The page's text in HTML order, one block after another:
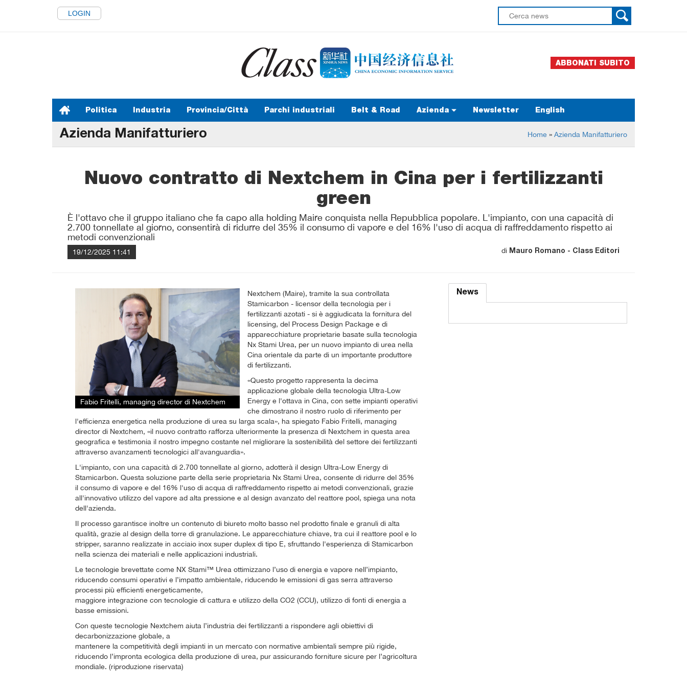
LOGIN
ABBONATI SUBITO
Politica Industria Provincia/Città Parchi industriali Belt & Road Azienda Newsletter English
Azienda Manifatturiero Home » Azienda Manifatturiero
Nuovo contratto di Nextchem in Cina per i fertilizzanti
green
È l'ottavo che il gruppo italiano che fa capo alla holding Maire conquista nella Repubblica popolare. L'impianto, con una capacità di
2.700 tonnellate al giorno, consentirà di ridurre del 35% il consumo di vapore e del 16% l'uso di acqua di raffreddamento rispetto ai
metodi convenzionali
19/12/2025 11:41 di Mauro Romano - Class Editori
Fabio Fritelli, managing director di Nextchem
Nextchem (Maire), tramite la sua controllata
Stamicarbon - licensor della tecnologia per i
fertilizzanti azotati - si è aggiudicata la fornitura del
licensing, del Process Design Package e di
apparecchiature proprietarie basate sulla tecnologia
Nx Stami Urea, per un nuovo impianto di urea nella
Cina orientale da parte di un importante produttore
di fertilizzanti.
«Questo progetto rappresenta la decima
applicazione globale della tecnologia Ultra-Low
Energy e l'ottava in Cina, con sette impianti operativi
che dimostrano il nostro ruolo di riferimento per
l'efficienza energetica nella produzione di urea su larga scala», ha spiegato Fabio Fritelli, managing
director di Nextchem, «il nuovo contratto rafforza ulteriormente la presenza di Nextchem in questa area
geografica e testimonia il nostro impegno costante nel migliorare la sostenibilità del settore dei fertilizzanti
attraverso avanzamenti tecnologici all'avanguardia».
L'impianto, con una capacità di 2.700 tonnellate al giorno, adotterà il design Ultra-Low Energy di
Stamicarbon. Questa soluzione parte della serie proprietaria Nx Stami Urea, consente di ridurre del 35%
il consumo di vapore e del 16% l'uso di acqua di raffreddamento rispetto ai metodi convenzionali, grazie
all'innovativo utilizzo del vapore ad alta pressione e al design avanzato del reattore pool, spiega una nota
dell'azienda.
Il processo garantisce inoltre un contenuto di biureto molto basso nel prodotto finale e granuli di alta
qualità, grazie al design della torre di granulazione. Le apparecchiature chiave, tra cui il reattore pool e lo
stripper, saranno realizzate in acciaio inox super duplex di tipo E, sfruttando l'esperienza di Stamicarbon
nella scienza dei materiali e nelle applicazioni industriali.
Le tecnologie brevettate come NX Stami™ Urea ottimizzano l’uso di energia e vapore nell’impianto,
riducendo consumi operativi e l’impatto ambientale, riducendo le emissioni di gas serra attraverso
processi più efficienti energeticamente,
maggiore integrazione con tecnologie di cattura e utilizzo della CO2 (CCU), utilizzo di fonti di energia a
basse emissioni.
Con queste tecnologie Nextchem aiuta l’industria dei fertilizzanti a rispondere agli obiettivi di
decarbonizzazione globale, a
mantenere la competitività degli impianti in un mercato con normative ambientali sempre più rigide,
riducendo l’impronta ecologica della produzione di urea, pur assicurando forniture sicure per l’agricoltura
mondiale. (riproduzione riservata)
News